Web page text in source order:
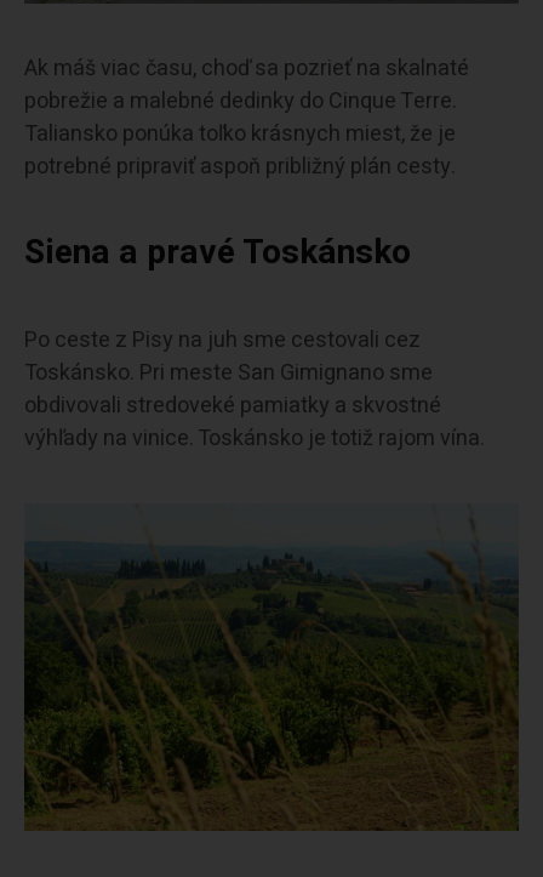
Ak máš viac času, choď sa pozrieť na skalnaté
pobrežie a malebné dedinky do Cinque Terre.
Taliansko ponúka toľko krásnych miest, že je
potrebné pripraviť aspoň približný plán cesty.
Siena a pravé Toskánsko
Po ceste z Pisy na juh sme cestovali cez
Toskánsko. Pri meste San Gimignano sme
obdivovali stredoveké pamiatky a skvostné
výhľady na vinice. Toskánsko je totiž rajom vína.